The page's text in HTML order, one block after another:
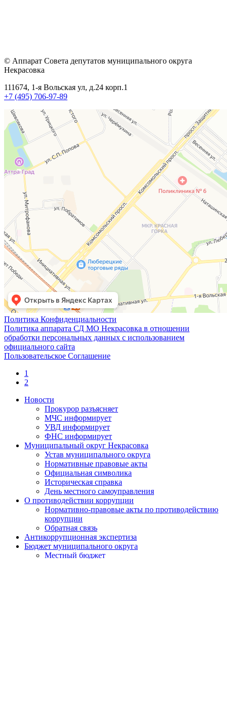
© Аппарат Совета депутатов муниципального округа
Некрасовка
111674, 1-я Вольская ул, д.24 корп.1
+7 (495) 706-97-89
Политика Конфиденциальности
Политика аппарата СД МО Некрасовка в отношении
обработки персональных данных с использованием
официального сайта
Пользовательское Соглашение
1
2
Новости
Прокурор разъясняет
МЧС информирует
УВД информирует
ФНС информирует
Муниципальный округ Некрасовка
Устав муниципального округа
Нормативные правовые акты
Официальная символика
Историческая справка
День местного самоуправления
О противодействии коррупции
Нормативно-правовые акты по противодействию
коррупции
Обратная связь
Антикоррупционная экспертиза
Бюджет муниципального округа
Местный бюджет